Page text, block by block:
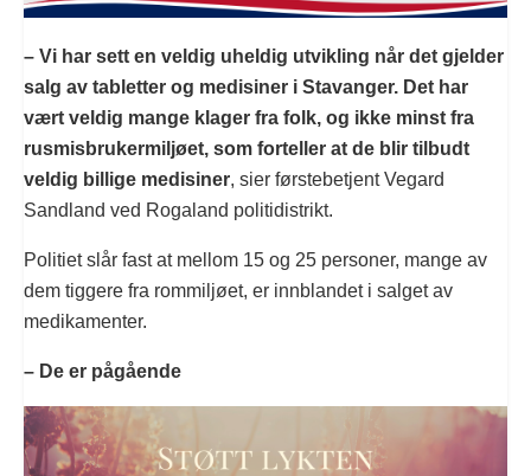
– Vi har sett en veldig uheldig utvikling når det gjelder
salg av tabletter og medisiner i Stavanger. Det har
vært veldig mange klager fra folk, og ikke minst fra
rusmisbrukermiljøet, som forteller at de blir tilbudt
veldig billige medisiner, sier førstebetjent Vegard
Sandland ved Rogaland politidistrikt.
Politiet slår fast at mellom 15 og 25 personer, mange av
dem tiggere fra rommiljøet, er innblandet i salget av
medikamenter.
– De er pågående